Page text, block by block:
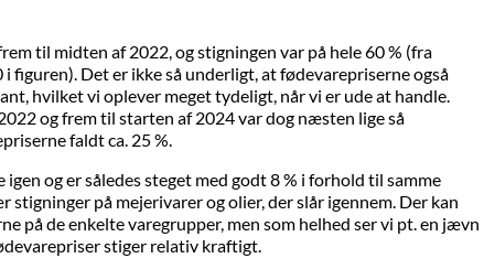
til midten af 2022, og stigningen var på hele 60 % (fra
figuren). Det er ikke så underligt, at fødevarepriserne også
hvilket vi oplever meget tydeligt, når vi er ude at handle.
og frem til starten af 2024 var dog næsten lige så
faldt ca. 25 %.
og er således steget med godt 8 % i forhold til samme
stigninger på mejerivarer og olier, der slår igennem. Der kan
på de enkelte varegrupper, men som helhed ser vi pt. en jævn
stiger relativ kraftigt.